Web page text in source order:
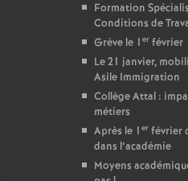
Formation
Conditions de
Grève le 1 er février
Le 21 janvier,
Asile Immigration
Collège Attal :
métiers
Après le 1 er février
dans l’académie
Moyens